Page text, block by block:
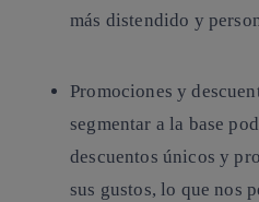
más distendido y
Promociones y
segmentar a la base
descuentos únicos y
sus gustos, lo que nos